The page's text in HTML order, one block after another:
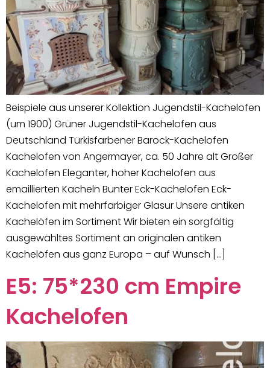
Beispiele aus unserer Kollektion Jugendstil-Kachelofen
(um 1900) Grüner Jugendstil-Kachelofen aus
Deutschland Türkisfarbener Barock-Kachelofen
Kachelofen von Angermayer, ca. 50 Jahre alt Großer
Kachelofen Eleganter, hoher Kachelofen aus
emaillierten Kacheln Bunter Eck-Kachelofen Eck-
Kachelofen mit mehrfarbiger Glasur Unsere antiken
Kachelöfen im Sortiment Wir bieten ein sorgfältig
ausgewähltes Sortiment an originalen antiken
Kachelöfen aus ganz Europa – auf Wunsch […]
E5: 75*230 cm Empire
Kachelofen